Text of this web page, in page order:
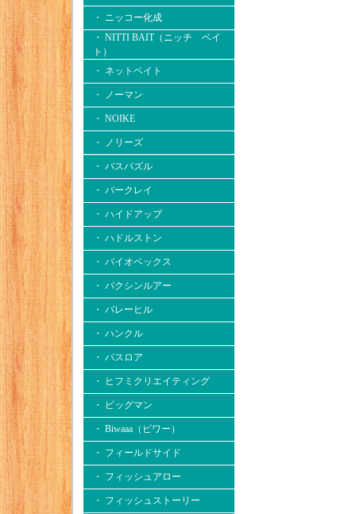
・ ニッコー化成
・ NITTI BAIT（ニッチ ベイ
ト）
・ ネットベイト
・ ノーマン
・ NOIKE
・ ノリーズ
・ バスパズル
・ バークレイ
・ ハイドアップ
・ ハドルストン
・ バイオベックス
・ バクシンルアー
・ バレーヒル
・ ハンクル
・ バスロア
・ ヒフミクリエイティング
・ ビッグマン
・ Biwaaa（ビワー）
・ フィールドサイド
・ フィッシュアロー
・ フィッシュストーリー